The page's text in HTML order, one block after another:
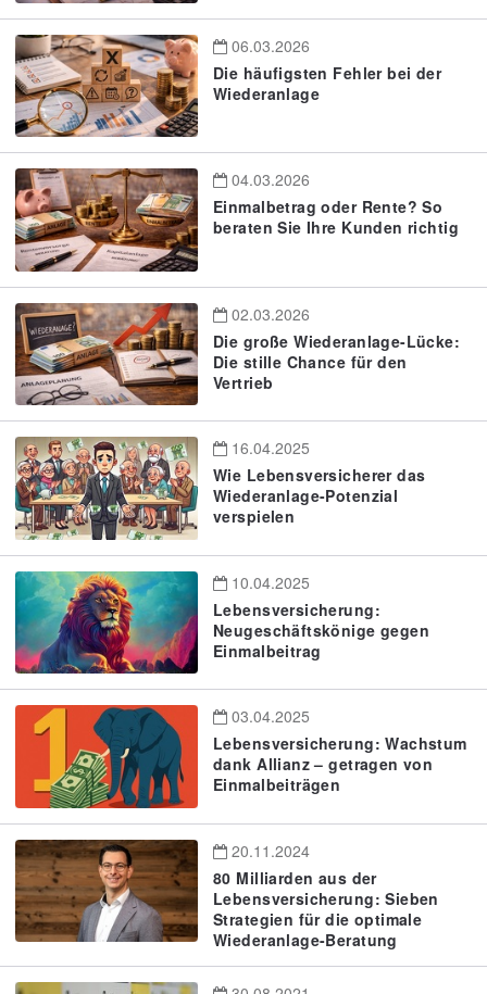
06.03.2026
Die häufigsten Fehler bei der
Wiederanlage
04.03.2026
Einmalbetrag oder Rente? So
beraten Sie Ihre Kunden richtig
02.03.2026
Die große Wiederanlage-Lücke:
Die stille Chance für den
Vertrieb
16.04.2025
Wie Lebensversicherer das
Wiederanlage-Potenzial
verspielen
10.04.2025
Lebensversicherung:
Neugeschäftskönige gegen
Einmalbeitrag
03.04.2025
Lebensversicherung: Wachstum
dank Allianz – getragen von
Einmalbeiträgen
20.11.2024
80 Milliarden aus der
Lebensversicherung: Sieben
Strategien für die optimale
Wiederanlage-Beratung